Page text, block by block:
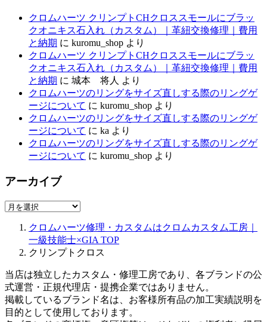
クロムハーツ クリンプトCHクロススモールにブラッ
クオニキス石入れ（カスタム）｜革紐交換修理｜費用
と納期 に kuromu_shop より
クロムハーツ クリンプトCHクロススモールにブラッ
クオニキス石入れ（カスタム）｜革紐交換修理｜費用
と納期 に 城本 将人 より
クロムハーツのリングをサイズ直しする際のリングゲ
ージについて に kuromu_shop より
クロムハーツのリングをサイズ直しする際のリングゲ
ージについて に ka より
クロムハーツのリングをサイズ直しする際のリングゲ
ージについて に kuromu_shop より
アーカイブ
ア
クロムハーツ修理・カスタムはクロムカスタム工房｜
一級技能士×GIA TOP
クリンプトクロス
当店は独立したカスタム・修理工房であり、各ブランドの公
式運営・正規代理店・提携企業ではありません。
掲載しているブランド名は、お客様所有品の加工実績説明を
目的として使用しております。